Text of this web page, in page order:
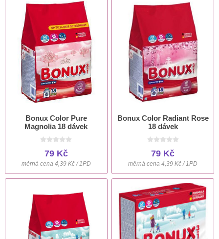
Bonux Color Pure
Magnolia 18 dávek
79 Kč
měrná cena 4,39 Kč / 1PD
Bonux Color Radiant Rose
18 dávek
79 Kč
měrná cena 4,39 Kč / 1PD